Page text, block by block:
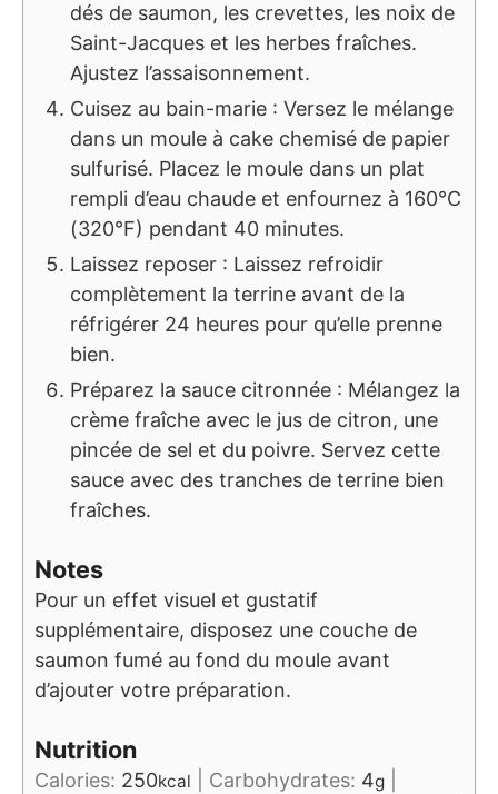
dés de saumon, les crevettes, les noix de
Saint-Jacques et les herbes fraîches.
Ajustez l’assaisonnement.
Cuisez au bain-marie : Versez le mélange
dans un moule à cake chemisé de papier
sulfurisé. Placez le moule dans un plat
rempli d’eau chaude et enfournez à 160°C
(320°F) pendant 40 minutes.
Laissez reposer : Laissez refroidir
complètement la terrine avant de la
réfrigérer 24 heures pour qu’elle prenne
bien.
Préparez la sauce citronnée : Mélangez la
crème fraîche avec le jus de citron, une
pincée de sel et du poivre. Servez cette
sauce avec des tranches de terrine bien
fraîches.
Notes
Pour un effet visuel et gustatif
supplémentaire, disposez une couche de
saumon fumé au fond du moule avant
d’ajouter votre préparation.
Nutrition
Calories: 250kcal Carbohydrates: 4g